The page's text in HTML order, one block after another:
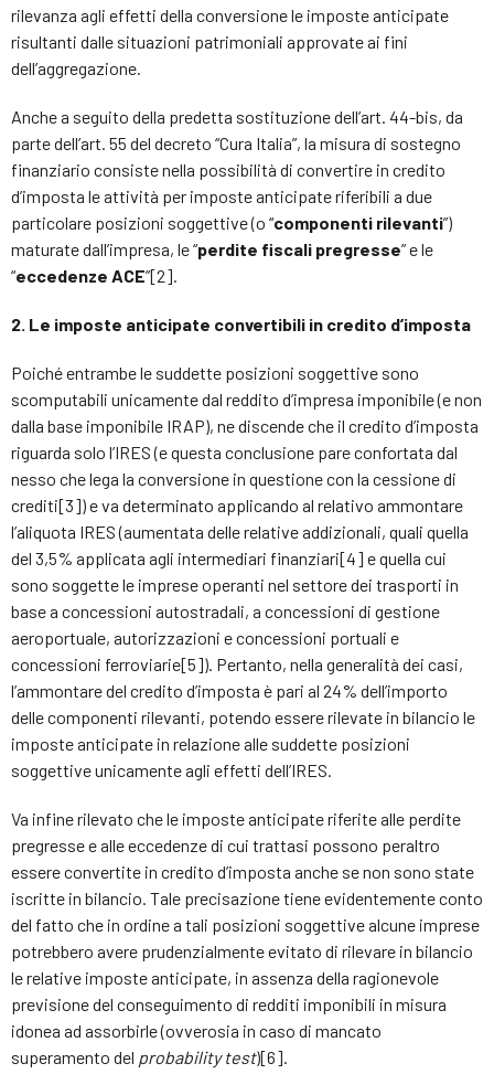
rilevanza agli effetti della conversione le imposte anticipate
risultanti dalle situazioni patrimoniali approvate ai fini
dell’aggregazione.
Anche a seguito della predetta sostituzione dell’art. 44-bis, da
parte dell’art. 55 del decreto “Cura Italia”, la misura di sostegno
finanziario consiste nella possibilità di convertire in credito
d’imposta le attività per imposte anticipate riferibili a due
particolare posizioni soggettive (o “componenti rilevanti”)
maturate dall’impresa, le “perdite fiscali pregresse” e le
“eccedenze ACE”[2].
2. Le imposte anticipate convertibili in credito d’imposta
Poiché entrambe le suddette posizioni soggettive sono
scomputabili unicamente dal reddito d’impresa imponibile (e non
dalla base imponibile IRAP), ne discende che il credito d’imposta
riguarda solo l’IRES (e questa conclusione pare confortata dal
nesso che lega la conversione in questione con la cessione di
crediti[3]) e va determinato applicando al relativo ammontare
l’aliquota IRES (aumentata delle relative addizionali, quali quella
del 3,5% applicata agli intermediari finanziari[4] e quella cui
sono soggette le imprese operanti nel settore dei trasporti in
base a concessioni autostradali, a concessioni di gestione
aeroportuale, autorizzazioni e concessioni portuali e
concessioni ferroviarie[5]). Pertanto, nella generalità dei casi,
l’ammontare del credito d’imposta è pari al 24% dell’importo
delle componenti rilevanti, potendo essere rilevate in bilancio le
imposte anticipate in relazione alle suddette posizioni
soggettive unicamente agli effetti dell’IRES.
Va infine rilevato che le imposte anticipate riferite alle perdite
pregresse e alle eccedenze di cui trattasi possono peraltro
essere convertite in credito d’imposta anche se non sono state
iscritte in bilancio. Tale precisazione tiene evidentemente conto
del fatto che in ordine a tali posizioni soggettive alcune imprese
potrebbero avere prudenzialmente evitato di rilevare in bilancio
le relative imposte anticipate, in assenza della ragionevole
previsione del conseguimento di redditi imponibili in misura
idonea ad assorbirle (ovverosia in caso di mancato
superamento del probability test)[6].